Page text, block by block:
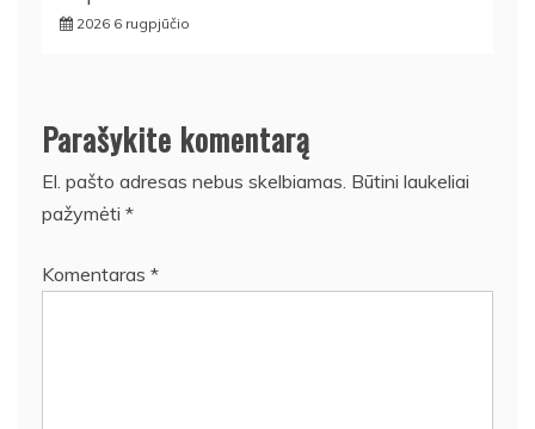
2026 6 rugpjūčio
Parašykite komentarą
El. pašto adresas nebus skelbiamas. Būtini laukeliai
pažymėti *
Komentaras *